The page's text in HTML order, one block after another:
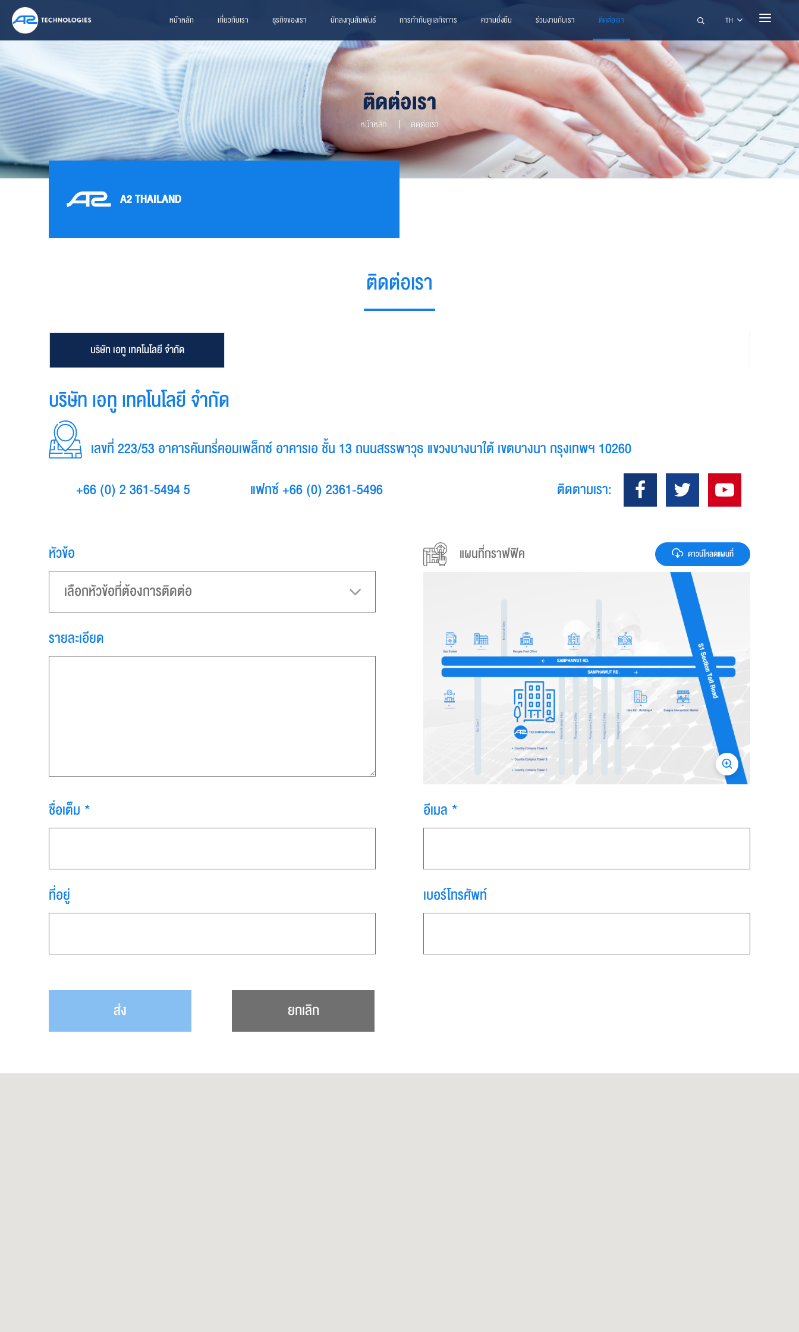
หน้าหลัก เกี่ยวกับเรา ธุรกิจของเรา นักลงทุนสัมพันธ์ การกำกับดูแลกิจการ ความยั่งยืน ร่วมงานกับเรา ติดต่อเรา ค้นหาTH
ติดต่อเรา
หน้าหลัก ติดต่อเรา
A2 THAILAND
ติดต่อเรา
บริษัท เอทู เทคโนโลยี จำกัด
บริษัท เอทู เทคโนโลยี จำกัด
เลขที่ 223/53 อาคารคันทรี่คอมเพล็กซ์ อาคารเอ ชั้น 13 ถนนสรรพาวุธ แขวงบางนาใต้ เขตบางนา กรุงเทพฯ 10260
+66 (0) 2 361-5494 5
แฟกซ์ +66 (0) 2361-5496 ติดตามเรา:
แผนที่กราฟฟิค ดาวน์โหลดแผนที่
หัวข้อ
เลือกหัวข้อที่ต้องการติดต่อ
รายละเอียด
ชื่อเต็ม * อีเมล *
ที่อยู่ เบอร์โทรศัพท์
ส่ง ยกเลิก